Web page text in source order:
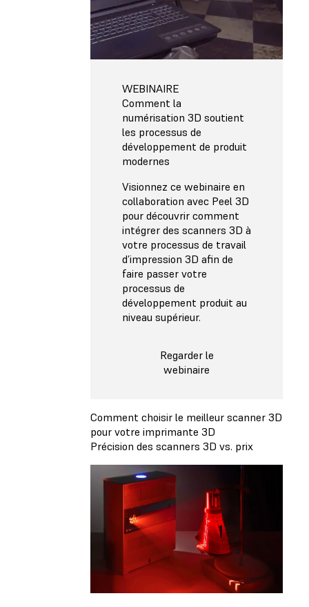
WEBINAIRE
Comment la
numérisation 3D soutient
les processus de
développement de produit
modernes
Visionnez ce webinaire en
collaboration avec Peel 3D
pour découvrir comment
intégrer des scanners 3D à
votre processus de travail
d’impression 3D afin de
faire passer votre
processus de
développement produit au
niveau supérieur.
Regarder le
webinaire
Comment choisir le meilleur scanner 3D
pour votre imprimante 3D
Précision des scanners 3D vs. prix